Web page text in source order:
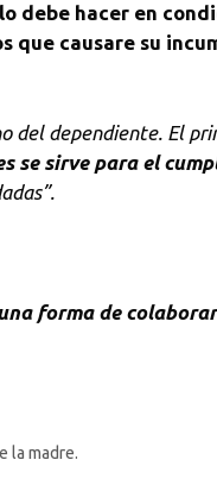
debe hacer en
que causare su
del dependiente. El
se sirve para el
forma de
la madre.